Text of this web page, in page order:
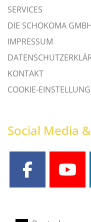
SERVICES
DIE SCHOKOMA
IMPRESSUM
KONTAKT
COOKIE-
Social Media
facebook